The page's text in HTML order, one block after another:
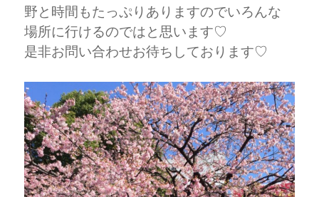
野と時間もたっぷりありますのでいろんな
場所に行けるのではと思います♡
是非お問い合わせお待ちしております♡